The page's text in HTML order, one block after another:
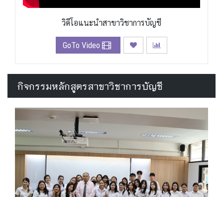
วิดีโอแนะนำสาขาวิชาการบัญชี
GoTo Video
กิจกรรมหลักสูตรสาขาวิชาการบัญชี